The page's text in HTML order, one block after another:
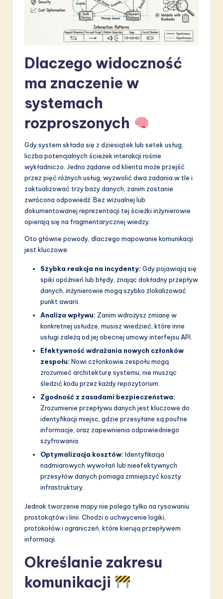
Dlaczego widoczność
ma znaczenie w
systemach
rozproszonych
Gdy system składa się z dziesiątek lub setek usług,
liczba potencjalnych ścieżek interakcji rośnie
wykładniczo. Jedno żądanie od klienta może przejść
przez pięć różnych usług, wyzwolić dwa zadania w tle i
zaktualizować trzy bazy danych, zanim zostanie
zwrócona odpowiedź. Bez wizualnej lub
dokumentowanej reprezentacji tej ścieżki inżynierowie
opierają się na fragmentarycznej wiedzy.
Oto główne powody, dlaczego mapowanie komunikacji
jest kluczowe:
Szybka reakcja na incydenty: Gdy pojawiają się
spiki opóźnień lub błędy, znając dokładny przepływ
danych, inżynierowie mogą szybko zlokalizować
punkt awarii.
Analiza wpływu: Zanim wdrożysz zmianę w
konkretnej usłudze, musisz wiedzieć, które inne
usługi zależą od jej obecnej umowy interfejsu API.
Efektywność wdrażania nowych członków
zespołu: Nowi członkowie zespołu mogą
zrozumieć architekturę systemu, nie musząc
śledzić kodu przez każdy repozytorium.
Zgodność z zasadami bezpieczeństwa:
Zrozumienie przepływu danych jest kluczowe do
identyfikacji miejsc, gdzie przesyłane są poufne
informacje, oraz zapewnienia odpowiedniego
szyfrowania.
Optymalizacja kosztów: Identyfikacja
nadmiarowych wywołań lub nieefektywnych
przesyłów danych pomaga zmniejszyć koszty
infrastruktury.
Jednak tworzenie mapy nie polega tylko na rysowaniu
prostokątów i linii. Chodzi o uchwycenie logiki,
protokołów i ograniczeń, które kierują przepływem
informacji.
Określanie zakresu
komunikacji